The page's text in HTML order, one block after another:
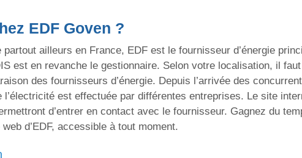
EDF Goven ?
ailleurs en France, EDF est le fournisseur d’énergie
est en revanche le gestionnaire. Selon votre localisation, il faut
des fournisseurs d’énergie. Depuis l’arrivée des
est effectuée par différentes entreprises. Le site
d’entrer en contact avec le fournisseur. Gagnez du
d’EDF, accessible à tout moment.